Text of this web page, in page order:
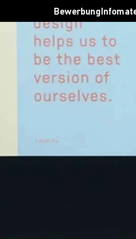
Bewerbung
AMD
unsere
Jetzt beraten
Login
Infomaterial
Jetzt